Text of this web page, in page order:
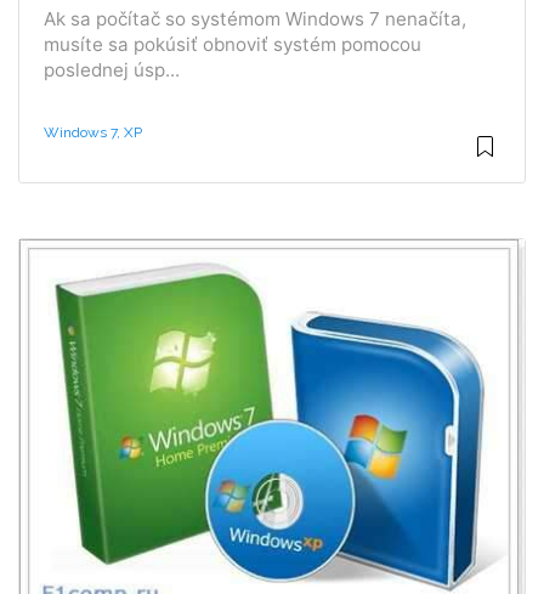
Ak sa počítač so systémom Windows 7 nenačíta,
musíte sa pokúsiť obnoviť systém pomocou
poslednej úsp...
Windows 7, XP